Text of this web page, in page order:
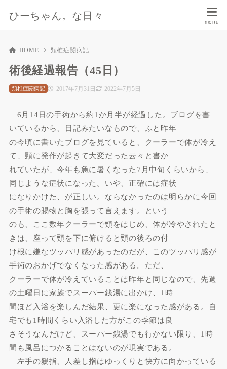
ひーちゃん。な日々
HOME 頚椎症闘病記
術後経過報告（45日）
2017年7月31日 2022年7月5日
頚椎症闘病記
6月14日の手術から約1か月半が経過した。ブログを書
いているから、日記みたいなもので、ふと昨年
の今頃に書いたブログを見ていると、クーラーで体が冷え
て、頸に発作が起きて大変だった云々と書か
れていたが、今年も急に暑くなった7月中旬くらいから、
同じような症状になった。いや、正確には症状
になりかけた、が正しい。ならなかったのは明らかに今回
の手術の賜物と胸を張って言えます。という
のも、ここ数年クーラーで頸をはじめ、体が冷やされたと
きは、座って頸を下に俯けると頸の後ろの付
け根に嫌なツッパリ感があったのだが、このツッパリ感が
手術のおかげでなくなった感がある。ただ、
クーラーで体が冷えていることは昨年と同じなので、先週
の土曜日に家族でスーパー銭湯に出かけ、1時
間ほど入浴を楽しんだ結果、更に楽になった感がある。自
宅でも1時間くらい入浴した方がこの季節は良
さそうなんだけど、スーパー銭湯でも行かない限り、1時
間も風呂につかることはないのが現実である。
左手の親指、人差し指はゆっくりと快方に向かっている